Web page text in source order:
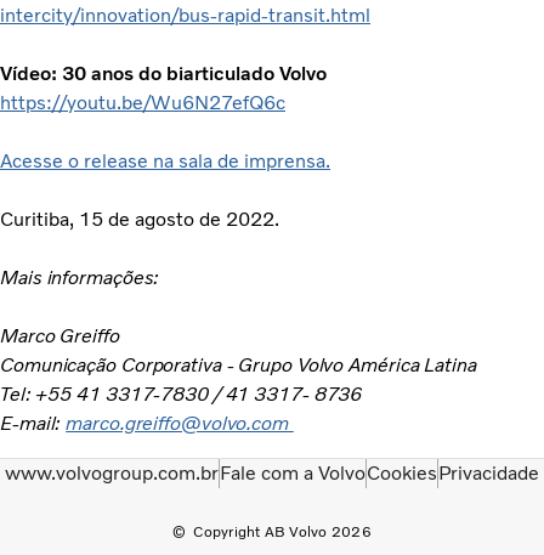
intercity/innovation/bus-rapid-transit.html
Vídeo: 30 anos do biarticulado Volvo
https://youtu.be/Wu6N27efQ6c
Acesse o release na sala de imprensa.
Curitiba, 15 de agosto de 2022.
Mais informações:
Marco Greiffo
Comunicação Corporativa - Grupo Volvo América Latina
Tel: +55 41 3317-7830 / 41 3317- 8736
E-mail:marco.greiffo@volvo.com
Copyright AB Volvo 2026
www.volvogroup.com.brFale com a VolvoCookiesPrivacidade